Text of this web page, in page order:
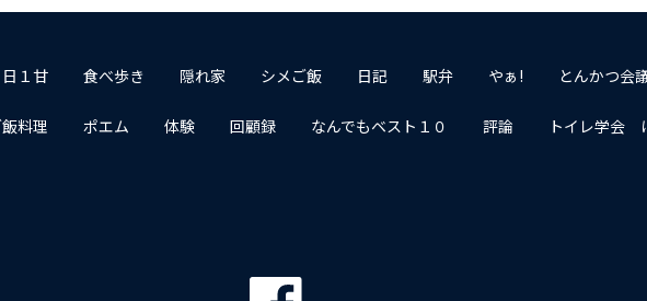
日１甘 食べ歩き 隠れ家 シメご飯 日記 駅弁 やぁ! とんかつ会
料理 ポエム 体験 回顧録 なんでもベスト１０ 評論 トイレ学会